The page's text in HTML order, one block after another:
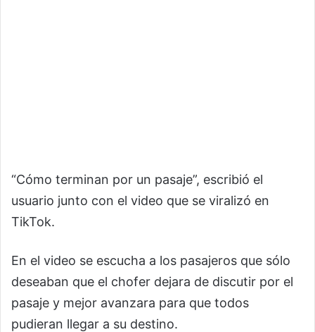
“Cómo terminan por un pasaje”, escribió el
usuario junto con el video que se viralizó en
TikTok.
En el video se escucha a los pasajeros que sólo
deseaban que el chofer dejara de discutir por el
pasaje y mejor avanzara para que todos
pudieran llegar a su destino.